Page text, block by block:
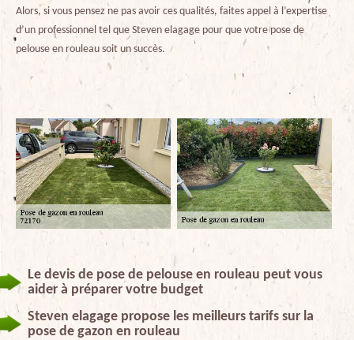
Alors, si vous pensez ne pas avoir ces qualités, faites appel à l’expertise
d’un professionnel tel que Steven elagage pour que votre pose de
pelouse en rouleau soit un succès.
Le devis de pose de pelouse en rouleau peut vous
aider à préparer votre budget
Steven elagage propose les meilleurs tarifs sur la
pose de gazon en rouleau